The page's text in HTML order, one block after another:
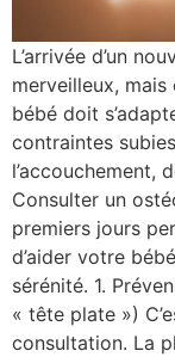
L’arrivée d’un
merveilleux, mais
bébé doit
contraintes
l’accouchement,
Consulter un
premiers jours
d’aider votre
sérénité. 1.
« tête plate »)
consultation. La